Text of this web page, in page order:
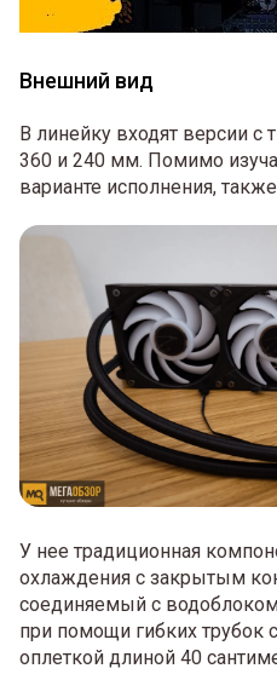
Внешний вид
В линейку входят версии с
360 и 240 мм. Помимо
варианте исполнения,
У нее традиционная
охлаждения с закрытым
соединяемый с
при помощи гибких трубок
оплеткой длиной 40